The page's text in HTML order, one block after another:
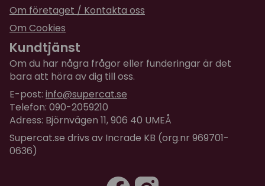
Om företaget / Kontakta oss
Om Cookies
Kundtjänst
Om du har några frågor eller funderingar är det
bara att höra av dig till oss.
E-post: info@supercat.se
Telefon: 090-2059210
Adress: Björnvägen 11, 906 40 UMEÅ
Supercat.se drivs av Incrade KB (org.nr 969701-
0636)